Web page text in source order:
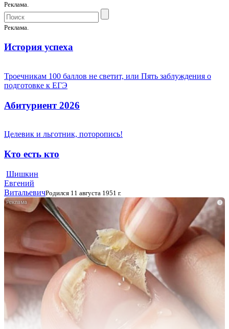
Реклама.
Реклама.
История успеха
Троечникам 100 баллов не светит, или Пять заблуждения о
подготовке к ЕГЭ
Абитуриент 2026
Целевик и льготник, поторопись!
Кто есть кто
Шишкин
Евгений
ВитальевичРодился 11 августа 1951 г.
i